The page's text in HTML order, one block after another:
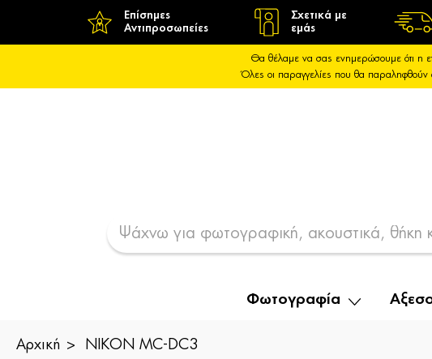
Επίσημες
Αντιπροσωπείες
Σχετικά με
εμάς
Θα θέλαμε να σας ενημερώσουμε ότι η
Όλες οι παραγγελίες που θα
Φωτογραφία
Αρχική NIKON MC-DC3